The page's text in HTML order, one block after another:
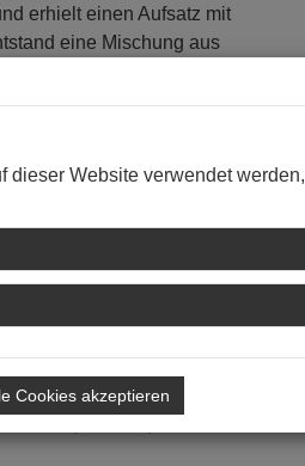
erhielt einen Aufsatz mit
eine Mischung aus
Landau,
dieser Website verwendet werden,
Cookies akzeptieren